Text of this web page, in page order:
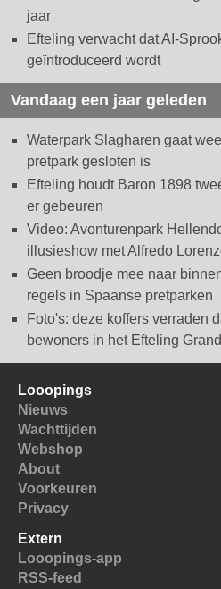
jaar
Efteling verwacht dat AI-
geïntroduceerd wordt
Vandaag een jaar geleden
Waterpark Slagharen gaat
pretpark gesloten is
Efteling houdt Baron 1898
er gebeuren
Video: Avonturenpark
illusieshow met Alfredo
Geen broodje mee naar
regels in Spaanse pretparken
Foto's: deze koffers verraden
bewoners in het Efteling
Looopings
Nieuws
Wachttijden
Webshop
About
Voorkeuren
Privacy
Extern
Looopings-app
RSS-feed